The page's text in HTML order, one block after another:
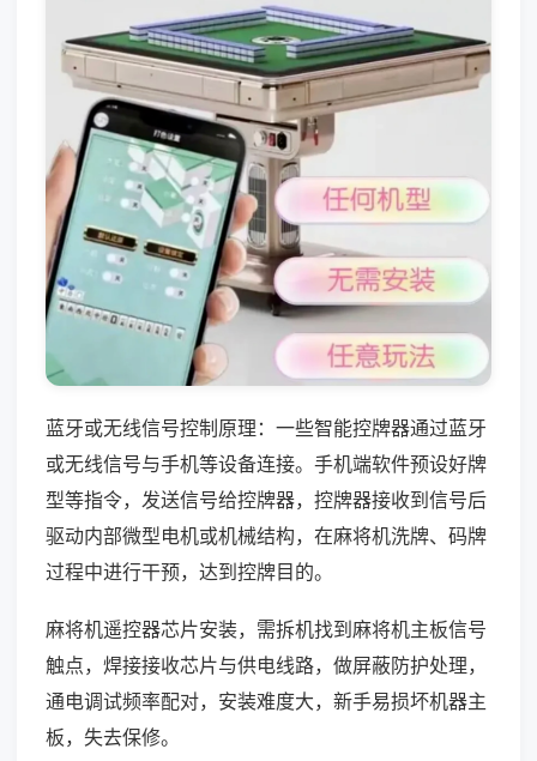
蓝牙或无线信号控制原理：一些智能控牌器通过蓝牙
或无线信号与手机等设备连接。手机端软件预设好牌
型等指令，发送信号给控牌器，控牌器接收到信号后
驱动内部微型电机或机械结构，在麻将机洗牌、码牌
过程中进行干预，达到控牌目的。
麻将机遥控器芯片安装，需拆机找到麻将机主板信号
触点，焊接接收芯片与供电线路，做屏蔽防护处理，
通电调试频率配对，安装难度大，新手易损坏机器主
板，失去保修。